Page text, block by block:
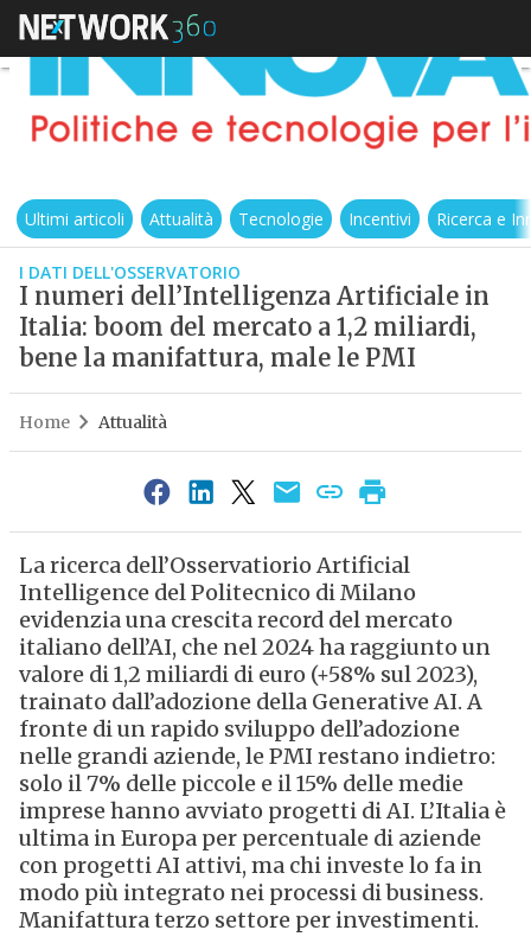
Ultimi articoli Attualità Tecnologie Incentivi Ricerca e
I DATI DELL'OSSERVATORIO
I numeri dell’Intelligenza Artificiale in
Italia: boom del mercato a 1,2 miliardi,
bene la manifattura, male le PMI
Home Attualità
La ricerca dell’Osservatiorio Artificial
Intelligence del Politecnico di Milano
evidenzia una crescita record del mercato
italiano dell’AI, che nel 2024 ha raggiunto un
valore di 1,2 miliardi di euro (+58% sul 2023),
trainato dall’adozione della Generative AI. A
fronte di un rapido sviluppo dell’adozione
nelle grandi aziende, le PMI restano indietro:
solo il 7% delle piccole e il 15% delle medie
imprese hanno avviato progetti di AI. L’Italia è
ultima in Europa per percentuale di aziende
con progetti AI attivi, ma chi investe lo fa in
modo più integrato nei processi di business.
Manifattura terzo settore per investimenti.